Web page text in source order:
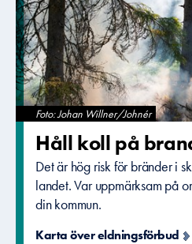
Foto: Johan Willner/Johnér
Håll koll på
Det är hög risk för bränder i
landet. Var uppmärksam på
din kommun.
Karta över eldningsförbud